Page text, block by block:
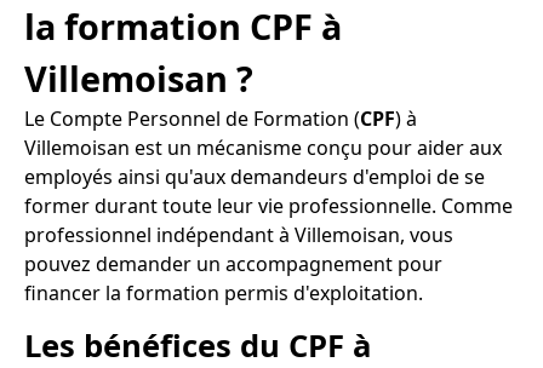
la formation CPF à
Villemoisan ?
Le Compte Personnel de Formation (CPF) à
Villemoisan est un mécanisme conçu pour aider aux
employés ainsi qu'aux demandeurs d'emploi de se
former durant toute leur vie professionnelle. Comme
professionnel indépendant à Villemoisan, vous
pouvez demander un accompagnement pour
financer la formation permis d'exploitation.
Les bénéfices du CPF à